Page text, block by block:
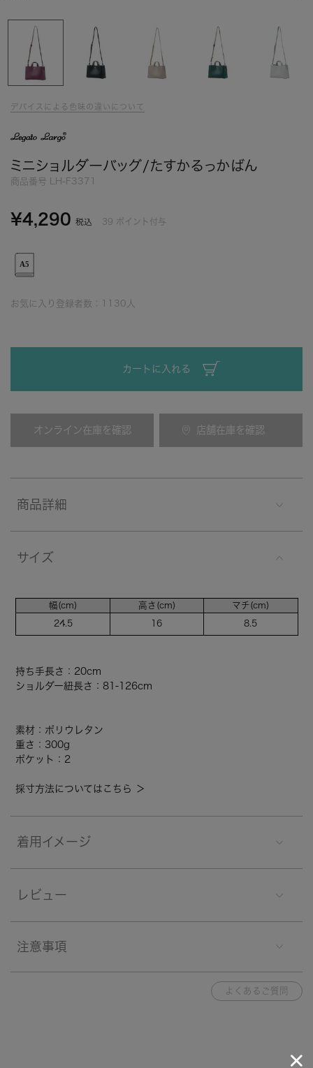
デバイスによる色味の違いについて
ミニショルダーバッグ/たすかるっかばん
商品番号 LH-F3371
¥4,290 税込 39 ポイント付与
お気に入り登録者数： 1130 人
カートに入れる
オンライン在庫を確認 店舗在庫を確認
商品詳細
サイズ
幅(cm)
24.5
高さ(cm)
16
マチ(cm)
8.5
持ち手長さ：20cm
ショルダー紐長さ：81-126cm
素材：ポリウレタン
重さ：300g
ポケット：2
採寸方法についてはこちら ＞
着用イメージ
レビュー
注意事項
よくあるご質問